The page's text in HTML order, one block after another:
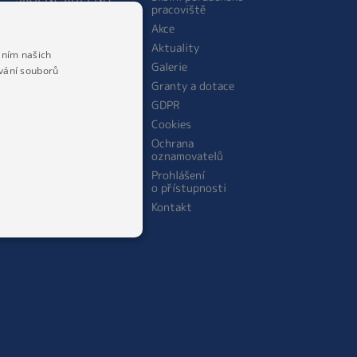
školní jídelny
Jídelníček
pracoviště
Akce
Aktuality
Galerie
Granty a dotace
GDPR
Cookies
Ochrana
oznamovatelů
Prohlášení
o přístupnosti
Kontakt
našich
souborů